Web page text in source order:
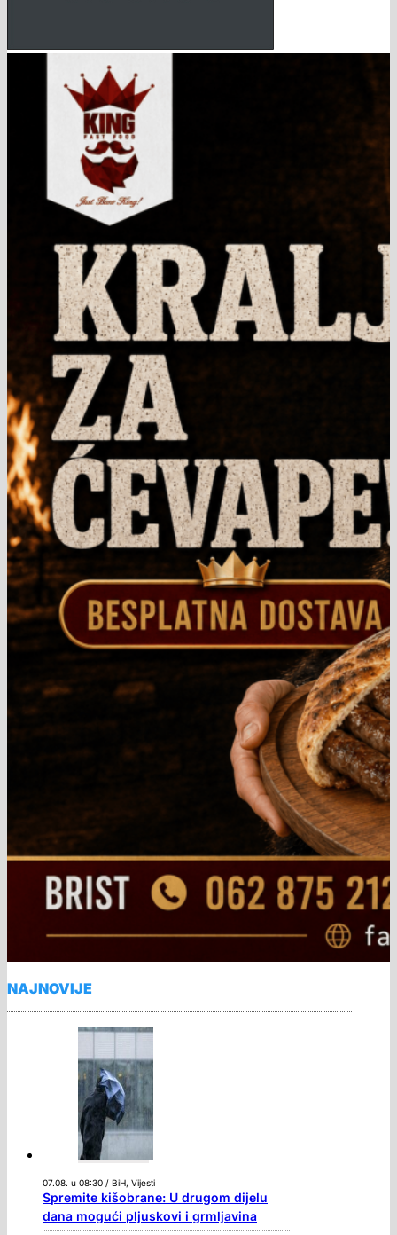
NAJNOVIJE
07.08. u 08:30 / BiH, Vijesti
Spremite kišobrane: U drugom dijelu
dana mogući pljuskovi i grmljavina